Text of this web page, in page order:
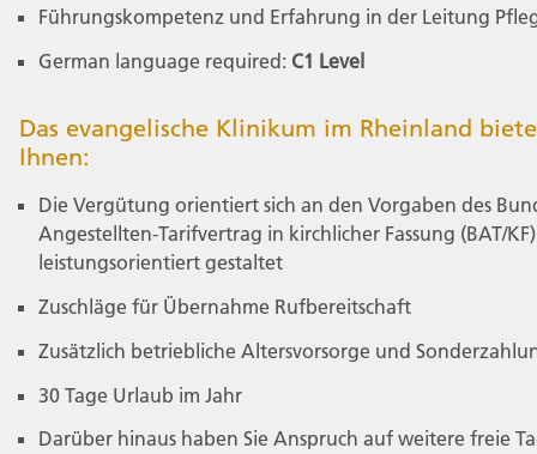
Führungskompetenz und Erfahrung in der Leitung
German language required: C1 Level
Das evangelische Klinikum im Rheinland
Ihnen:
Die Vergütung orientiert sich an den Vorgaben des
Angestellten-Tarifvertrag in kirchlicher Fassung (BAT/
leistungsorientiert gestaltet
Zuschläge für Übernahme Rufbereitschaft
Zusätzlich betriebliche Altersvorsorge und
30 Tage Urlaub im Jahr
Darüber hinaus haben Sie Anspruch auf weitere freie